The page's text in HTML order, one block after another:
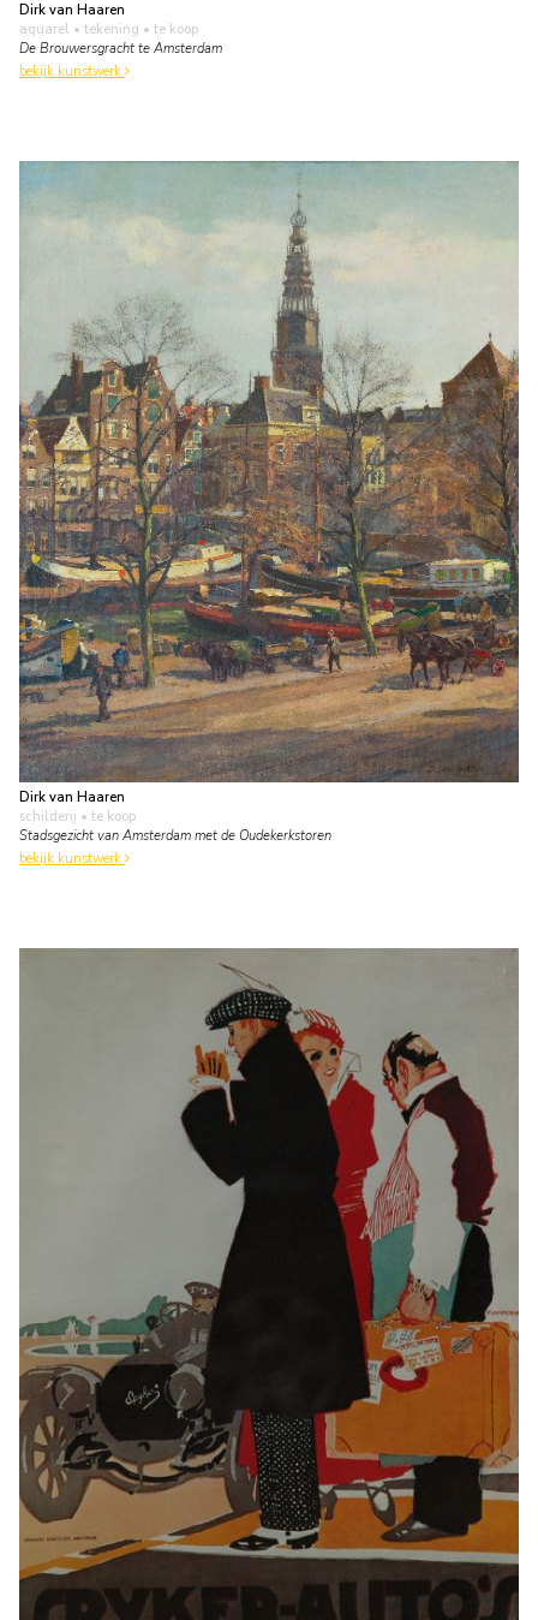
Dirk van Haaren
aquarel • tekening • te koop
De Brouwersgracht te Amsterdam
bekijk kunstwerk
Dirk van Haaren
schilderij • te koop
Stadsgezicht van Amsterdam met de Oudekerkstoren
bekijk kunstwerk